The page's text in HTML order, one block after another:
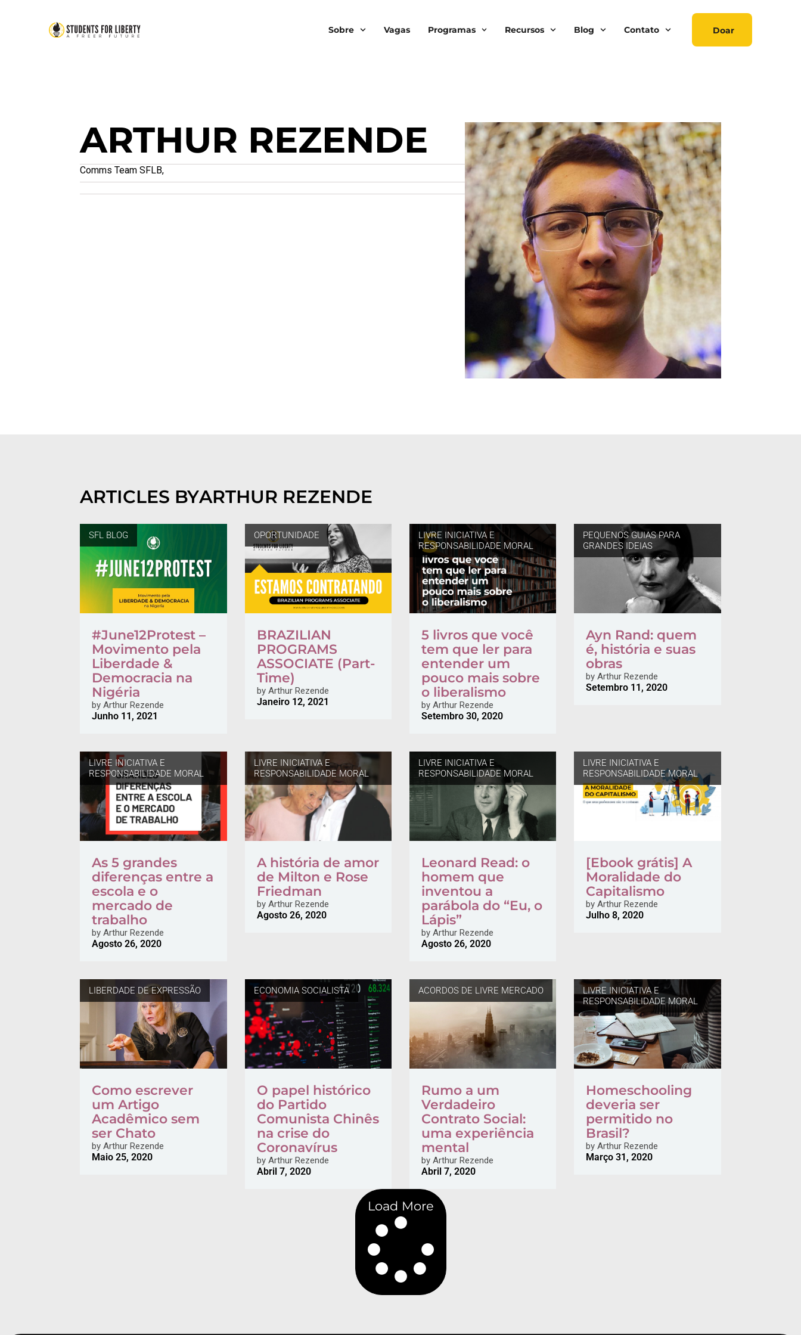
Sobre Vagas Programas Recursos Blog Contato Doar
ARTHUR REZENDE
Comms Team SFLB,
ARTICLES BYARTHUR REZENDE
SFL BLOG
#June12Protest –
Movimento pela
Liberdade &
Democracia na
Nigéria
by Arthur Rezende
Junho 11, 2021
OPORTUNIDADE
BRAZILIAN
PROGRAMS
ASSOCIATE (Part-
Time)
byArthur Rezende
Janeiro 12, 2021
LIVRE INICIATIVA E
RESPONSABILIDADE MORAL
5 livros que você
tem que ler para
entender um
pouco mais sobre
o liberalismo
byArthur Rezende
Setembro 30, 2020
PEQUENOS GUIAS PARA
GRANDES IDEIAS
Ayn Rand: quem
é, história e suas
obras
by Arthur Rezende
Setembro 11, 2020
LIVRE INICIATIVA E
RESPONSABILIDADE MORAL
As 5 grandes
diferenças entre a
escola e o
mercado de
trabalho
by Arthur Rezende
Agosto 26, 2020
LIVRE INICIATIVA E
RESPONSABILIDADE MORAL
A história de amor
de Milton e Rose
Friedman
byArthur Rezende
Agosto 26, 2020
LIVRE INICIATIVA E
RESPONSABILIDADE MORAL
Leonard Read: o
homem que
inventou a
parábola do “Eu, o
Lápis”
byArthur Rezende
Agosto 26, 2020
LIVRE INICIATIVA E
RESPONSABILIDADE MORAL
[Ebook grátis] A
Moralidade do
Capitalismo
by Arthur Rezende
Julho 8, 2020
LIBERDADE DE EXPRESSÃO
Como escrever
um Artigo
Acadêmico sem
ser Chato
by Arthur Rezende
Maio 25, 2020
ECONOMIA SOCIALISTA
O papel histórico
do Partido
Comunista Chinês
na crise do
Coronavírus
byArthur Rezende
Abril 7, 2020
ACORDOS DE LIVRE MERCADO
Rumo a um
Verdadeiro
Contrato Social:
uma experiência
mental
byArthur Rezende
Abril 7, 2020
LIVRE INICIATIVA E
RESPONSABILIDADE MORAL
Homeschooling
deveria ser
permitido no
Brasil?
by Arthur Rezende
Março 31, 2020
Load More